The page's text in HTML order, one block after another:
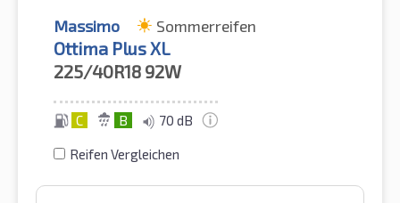
Massimo Sommerreifen
Ottima Plus XL
225/40R18 92W
C B 70 dB
Reifen Vergleichen